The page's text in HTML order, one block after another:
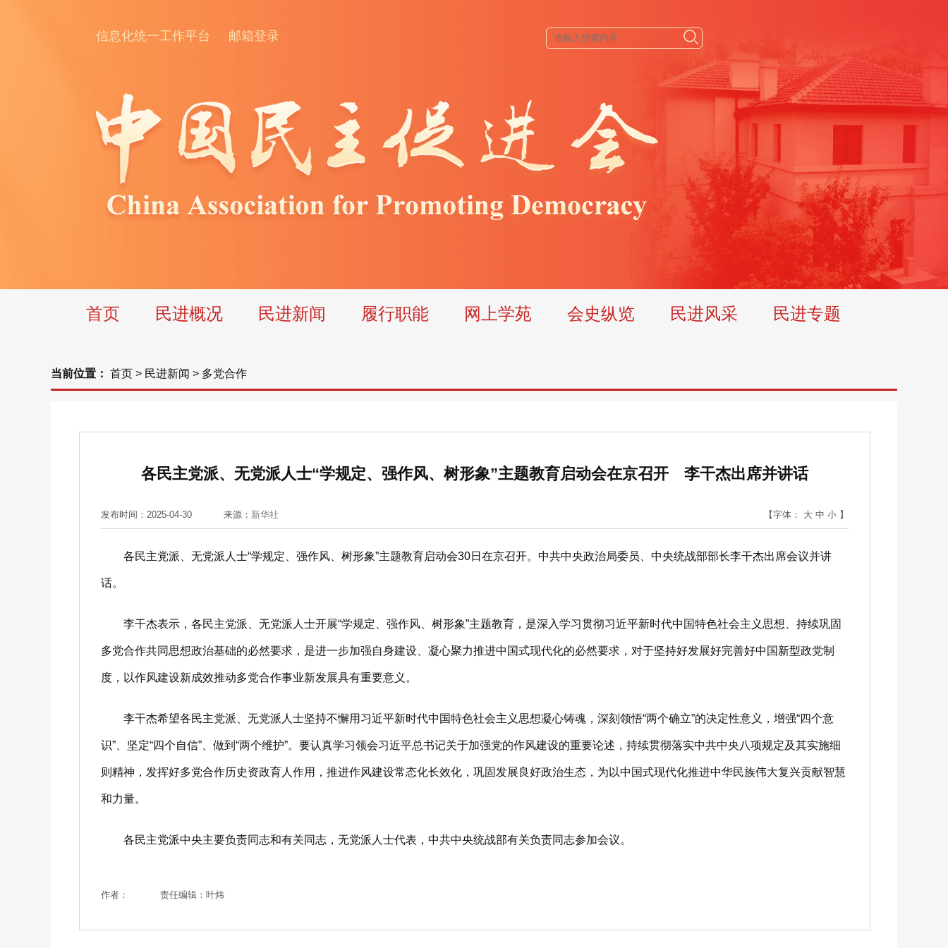
信息化统一工作平台 邮箱登录
首页 民进概况 民进新闻 履行职能 网上学苑 会史纵览 民进风采 民进专题
当前位置： 首页 > 民进新闻 > 多党合作
各民主党派、无党派人士“学规定、强作风、树形象”主题教育启动会在京召开 李干杰出席并讲话
发布时间：2025-04-30 来源： 新华社 【字体： 大 中 小 】
各民主党派、无党派人士“学规定、强作风、树形象”主题教育启动会30日在京召开。中共中央政治局委员、中央统战部部长李干杰出席会议并讲
话。
李干杰表示，各民主党派、无党派人士开展“学规定、强作风、树形象”主题教育，是深入学习贯彻习近平新时代中国特色社会主义思想、持续巩固
多党合作共同思想政治基础的必然要求，是进一步加强自身建设、凝心聚力推进中国式现代化的必然要求，对于坚持好发展好完善好中国新型政党制
度，以作风建设新成效推动多党合作事业新发展具有重要意义。
李干杰希望各民主党派、无党派人士坚持不懈用习近平新时代中国特色社会主义思想凝心铸魂，深刻领悟“两个确立”的决定性意义，增强“四个意
识”、坚定“四个自信”、做到“两个维护”。要认真学习领会习近平总书记关于加强党的作风建设的重要论述，持续贯彻落实中共中央八项规定及其实施细
则精神，发挥好多党合作历史资政育人作用，推进作风建设常态化长效化，巩固发展良好政治生态，为以中国式现代化推进中华民族伟大复兴贡献智慧
和力量。
各民主党派中央主要负责同志和有关同志，无党派人士代表，中共中央统战部有关负责同志参加会议。
作者： 责任编辑：叶炜